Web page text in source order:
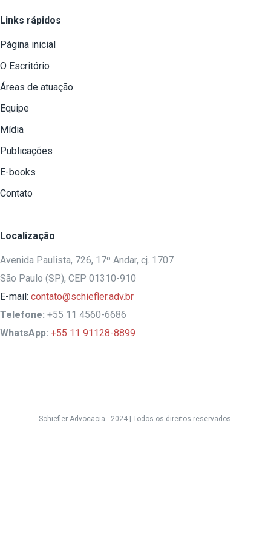
Links rápidos
Página inicial
O Escritório
Áreas de atuação
Equipe
Mídia
Publicações
E-books
Contato
Localização
Avenida Paulista, 726, 17º Andar, cj. 1707
São Paulo (SP), CEP 01310-910
E-mail: contato@schiefler.adv.br
Telefone: +55 11 4560-6686
WhatsApp: +55 11 91128-8899
Schiefler Advocacia - 2024 | Todos os direitos reservados.